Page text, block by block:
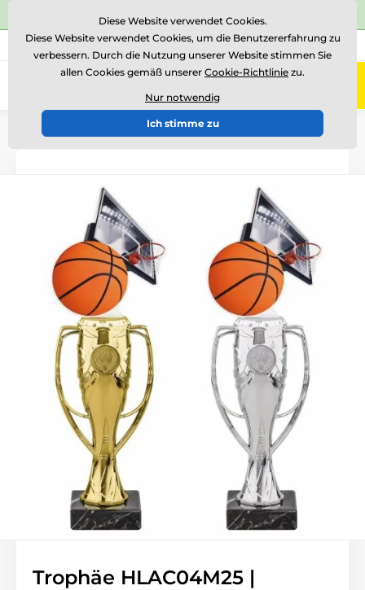
⭐Siehe 504 verifizierte Bewertungen auf
Rufen Sie uns an (Mo-Fr 15-18) +43 676 361 37 22
0
Einführung Acryltrophäen
Trophäe HLAC04M25 |
Diese Website verwendet Cookies.
Diese Website verwendet Cookies, um die Benutzererfahrung zu
verbessern. Durch die Nutzung unserer Website stimmen Sie
allen Cookies gemäß unserer Cookie-Richtlinie zu.
Nur notwendig
Ich stimme zu